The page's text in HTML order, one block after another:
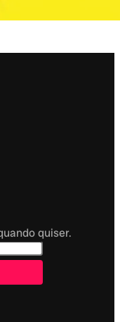
quiser.